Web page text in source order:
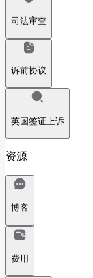
司法审查
诉前协议
英国签证上诉
资源
博客
费用